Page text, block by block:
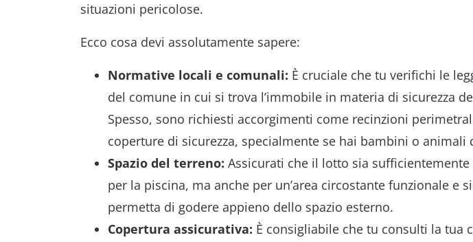
situazioni pericolose.
Ecco cosa devi assolutamente sapere:
Normative locali e comunali: È cruciale che tu verifichi le
del comune in cui si trova l’immobile in materia di sicurezza
Spesso, sono richiesti accorgimenti come recinzioni
coperture di sicurezza, specialmente se hai bambini o animali
Spazio del terreno: Assicurati che il lotto sia
per la piscina, ma anche per un’area circostante funzionale e
permetta di godere appieno dello spazio esterno.
Copertura assicurativa: È consigliabile che tu consulti la tua